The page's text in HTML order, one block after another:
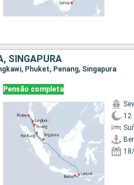
SINGAPURA
Phuket, Penang, Singapura
Pensão completa
12